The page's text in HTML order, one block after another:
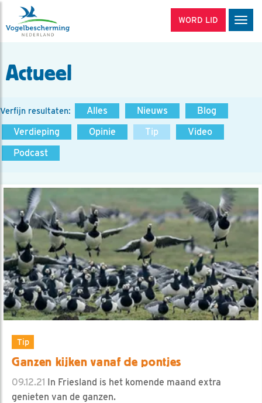
WORD LID
Actueel
Verfijn resultaten: Alles Nieuws
Blog
Verdieping
Opinie Tip
Video
Podcast
Tip
Ganzen kijken vanaf de pontjes
09.12.21 In Friesland is het komende maand extra
genieten van de ganzen.